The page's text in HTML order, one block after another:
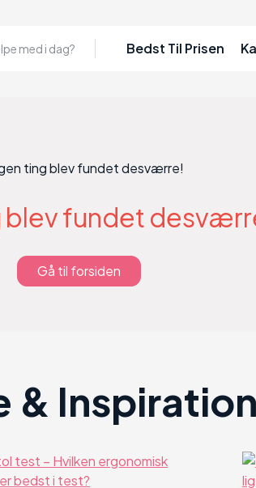
med i dag? Bedst Til Prisen
blev fundet
Gå til forsiden
& Inspiration